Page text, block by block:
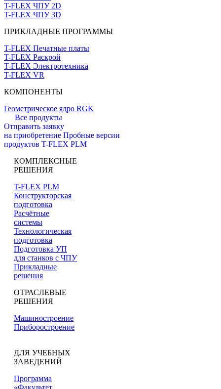
T-FLEX ЧПУ 2D
T-FLEX ЧПУ 3D
ПРИКЛАДНЫЕ ПРОГРАММЫ
T-FLEX Печатные платы
T-FLEX Раскрой
T-FLEX Электротехника
T-FLEX VR
КОМПОНЕНТЫ
Геометрическое ядро RGK
Все продукты
Отправить заявку
на приобретение Пробные версии
продуктов T-FLEX PLM
КОМПЛЕКСНЫЕ
РЕШЕНИЯ
T-FLEX PLM
Конструкторская
подготовка
Расчётные
системы
Технологическая
подготовка
Подготовка УП
для станков с ЧПУ
Прикладные
решения
ОТРАСЛЕВЫЕ
РЕШЕНИЯ
Машиностроение
Приборостроение
ДЛЯ УЧЕБНЫХ
ЗАВЕДЕНИЙ
Программа
«Факультет